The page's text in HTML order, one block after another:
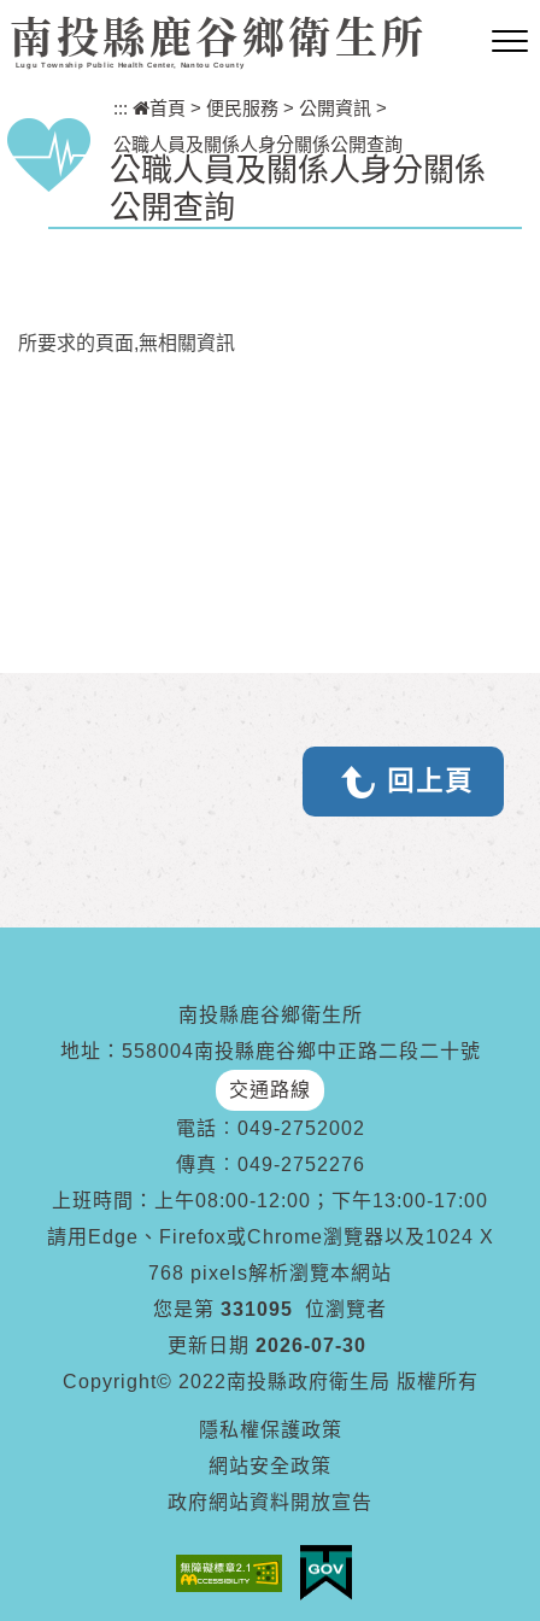
跳到主要內容區塊
南投縣鹿谷鄉衛生所
Lugu Township Public Health Center, Nantou County
::: 首頁 > 便民服務 > 公開資訊 >
公職人員及關係人身分關係公開查詢
公職人員及關係人身分關係
公開查詢
所要求的頁面,無相關資訊
回上頁
南投縣鹿谷鄉衛生所
地址：558004南投縣鹿谷鄉中正路二段二十號
交通路線
電話︰ 049-2752002
傳真︰ 049-2752276
上班時間：上午08:00-12:00；下午13:00-17:00
請用Edge、Firefox或Chrome瀏覽器以及1024 X
768 pixels解析瀏覽本網站
您是第 331095
位瀏覽者
更新日期 2026-07-30
Copyright© 2022南投縣政府衛生局 版權所有
隱私權保護政策
網站安全政策
政府網站資料開放宣告